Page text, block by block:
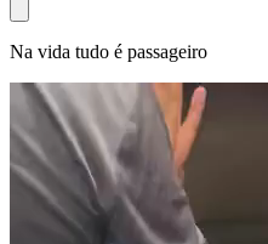
Na vida tudo é passageiro